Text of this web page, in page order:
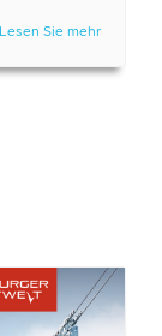
Lesen Sie mehr